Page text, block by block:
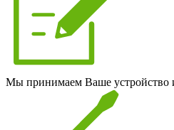
Мы принимаем Ваше устройство